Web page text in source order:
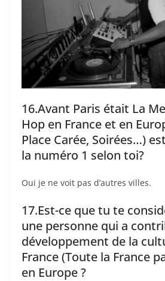
16.Avant Paris était La
Hop en France et en
Place Carée, Soirées…)
la numéro 1 selon toi?
Oui je ne voit pas d’autres villes.
17.Est-ce que tu te
une personne qui a
développement de la
France (Toute la France
en Europe ?